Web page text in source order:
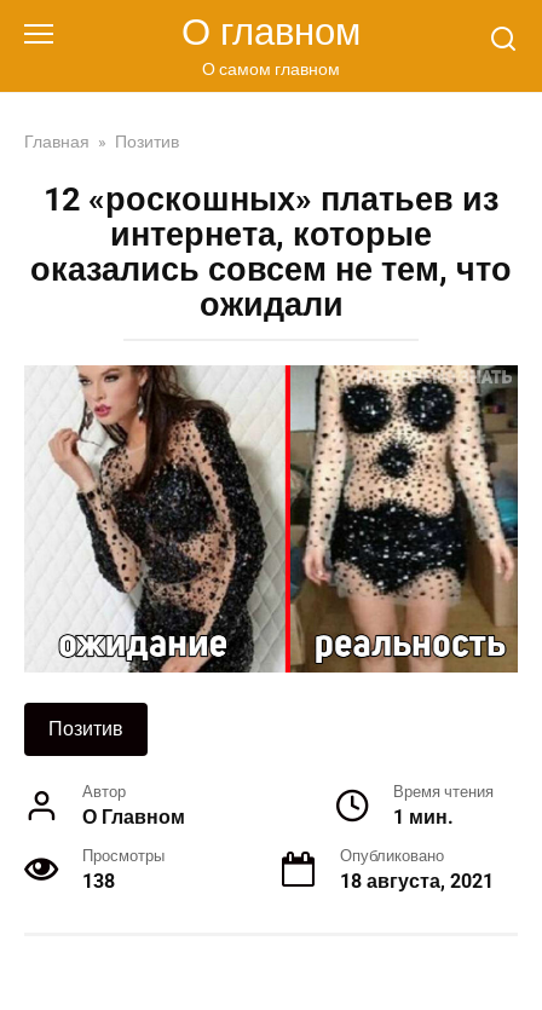
О главном
О самом главном
Главная » Позитив
12 «роскошных» платьев из
интернета, которые
оказались совсем не тем, что
ожидали
Позитив
Автор
О Главном
Время чтения
1 мин.
Просмотры
138
Опубликовано
18 августа, 2021